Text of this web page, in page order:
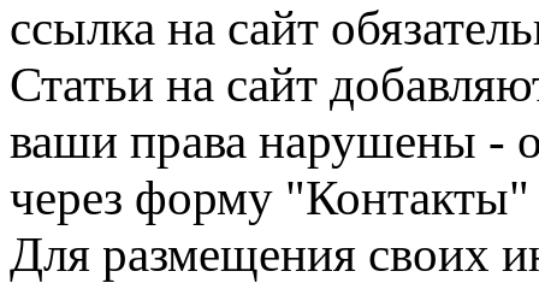
ссылка на сайт
Статьи на сайт
ваши права нарушены -
через форму "Контакты"
Для размещения своих